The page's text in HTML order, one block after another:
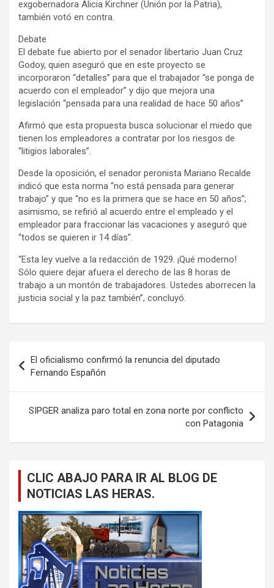
exgobernadora Alicia Kirchner (Unión por la Patria),
también votó en contra.
Debate
El debate fue abierto por el senador libertario Juan Cruz
Godoy, quien aseguró que en este proyecto se
incorporaron “detalles” para que el trabajador “se ponga de
acuerdo con el empleador” y dijo que mejora una
legislación “pensada para una realidad de hace 50 años”
Afirmó que esta propuesta busca solucionar el miedo que
tienen los empleadores a contratar por los riesgos de
“litigios laborales”.
Desde la oposición, el senador peronista Mariano Recalde
indicó que esta norma “no está pensada para generar
trabajo” y que “no es la primera que se hace en 50 años”;
asimismo, se refirió al acuerdo entre el empleado y el
empleador para fraccionar las vacaciones y aseguró que
“todos se quieren ir 14 días”.
“Esta ley vuelve a la redacción de 1929. ¡Qué moderno!
Sólo quiere dejar afuera el derecho de las 8 horas de
trabajo a un montón de trabajadores. Ustedes aborrecen la
justicia social y la paz también”, concluyó.
de
entradas
El oficialismo confirmó la renuncia del diputado
Fernando Españón
SIPGER analiza paro total en zona norte por conflicto
con Patagonia
CLIC ABAJO PARA IR AL BLOG DE
NOTICIAS LAS HERAS.